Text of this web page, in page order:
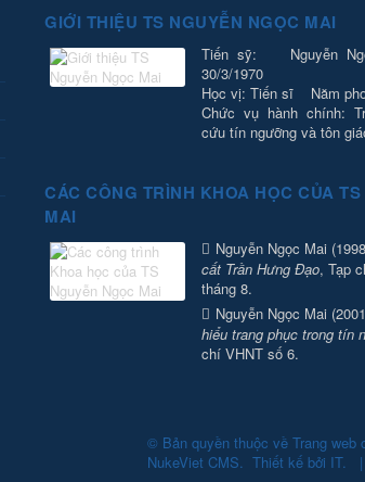
GIỚI THIỆU TS NGUYỄN NGỌC MAI
Tiến sỹ: Nguyễn
30/3/1970
Học vị: Tiến sĩ Năm
Chức vụ hành chính:
cứu tín ngưỡng và tôn
CÁC CÔNG TRÌNH KHOA HỌC CỦA
MAI
Nguyễn Ngọc Mai
cất Trần Hưng Đạo, Tạp
tháng 8.
Nguyễn Ngọc Mai
hiểu trang phục trong tín
chí VHNT số 6.
© Bản quyền thuộc về Trang web
NukeViet CMS. Thiết kế bởi IT. |